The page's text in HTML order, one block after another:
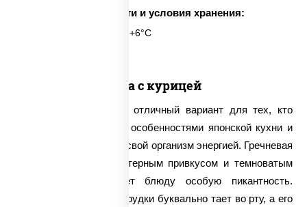
Срок годности и условия хранения:
6 часов при t° от +2°C до +6°C
Соба с курицей
Соба с курицей – это отличный вариант для тех, кто
хочет познакомиться с особенностями японской кухни и
максимально зарядить свой организм энергией. Гречневая
лапша обладает характерным привкусом и темноватым
оттенком, что придает блюду особую пикантность.
Нежное филе куриной грудки буквально тает во рту, а его